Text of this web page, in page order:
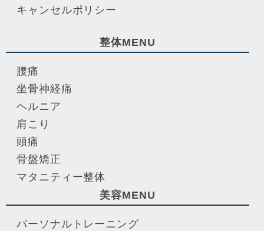
キャンセルポリシー
整体MENU
腰痛
坐骨神経痛
ヘルニア
肩こり
頭痛
骨盤矯正
マタニティー整体
美容MENU
パーソナルトレーニング